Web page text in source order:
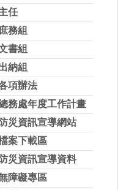
任
庶務組
書組
納組
項辦法
務處年度工作計畫
防災資訊宣導網站
案下載區
防災資訊宣導資料
障礙專區